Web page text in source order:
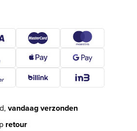
vandaag verzonden
retour